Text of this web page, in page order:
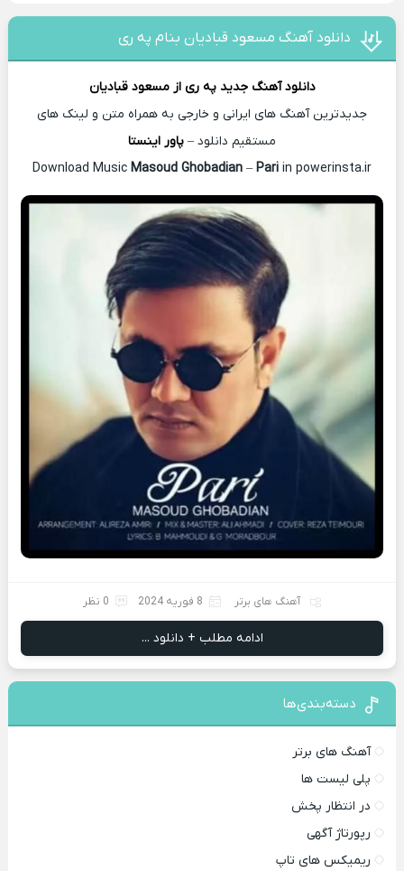
دانلود آهنگ مسعود قبادیان بنام په ری
دانلود آهنگ جدید په ری ازمسعود قبادیان
جدیدترین آهنگ های ایرانی و خارجی به همراه متن و لینک های
مستقیم دانلود – پاور اینستا
Download Music
Masoud Ghobadian– Pari in powerinsta.ir
آهنگ های برتر 8 فوریه 2024 0 نظر
ادامه مطلب + دانلود ...
دسته‌بندی‌ها
آهنگ های برتر
پلی لیست ها
در انتظار پخش
رپورتاژ آگهی
ریمیکس های تاپ